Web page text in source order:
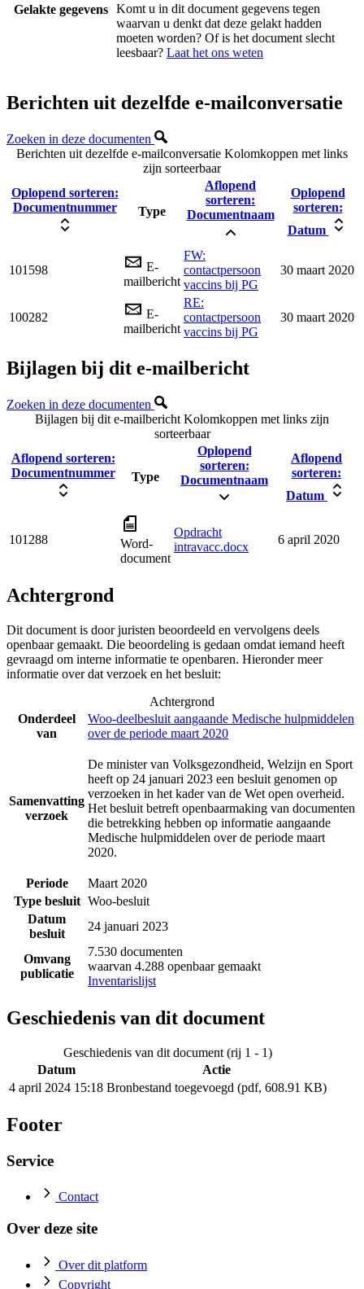
Gelakte gegevens Komt u in dit document gegevens tegen
waarvan u denkt dat deze gelakt hadden
moeten worden? Of is het document slecht
leesbaar? Laat het ons weten
Berichten uit dezelfde e-mailconversatie
Zoeken in deze documenten
Berichten uit dezelfde e-mailconversatie Kolomkoppen met links
zijn sorteerbaar
Oplopend sorteren:
Documentnummer
Type
Aflopend
sorteren:
Documentnaam
Oplopend
sorteren:
Datum
101598
E-
mailbericht
FW:
contactpersoon
vaccins bij PG
30 maart 2020
100282
E-
mailbericht
RE:
contactpersoon
vaccins bij PG
30 maart 2020
Bijlagen bij dit e-mailbericht
Zoeken in deze documenten
Bijlagen bij dit e-mailbericht Kolomkoppen met links zijn
sorteerbaar
Aflopend sorteren:
Documentnummer
Type
Oplopend
sorteren:
Documentnaam
Aflopend
sorteren:
Datum
101288
Word-
document
Opdracht
intravacc.docx
6 april 2020
Achtergrond
Dit document is door juristen beoordeeld en vervolgens deels
openbaar gemaakt. Die beoordeling is gedaan omdat iemand heeft
gevraagd om interne informatie te openbaren. Hieronder meer
informatie over dat verzoek en het besluit:
Achtergrond
Onderdeel
van
Woo-deelbesluit aangaande Medische hulpmiddelen
over de periode maart 2020
Samenvatting
verzoek
De minister van Volksgezondheid, Welzijn en Sport
heeft op 24 januari 2023 een besluit genomen op
verzoeken in het kader van de Wet open overheid.
Het besluit betreft openbaarmaking van documenten
die betrekking hebben op informatie aangaande
Medische hulpmiddelen over de periode maart
2020.
Periode
Maart 2020
Type besluit Woo-besluit
Datum
besluit
24 januari 2023
Omvang
publicatie
7.530 documenten
waarvan 4.288 openbaar gemaakt
Inventarislijst
Geschiedenis van dit document
Geschiedenis van dit document (rij 1 - 1)
Datum
Actie
4 april 2024 15:18 Bronbestand toegevoegd (pdf, 608.91 KB)
Footer
Service
Contact
Over deze site
Over dit platform
Copyright